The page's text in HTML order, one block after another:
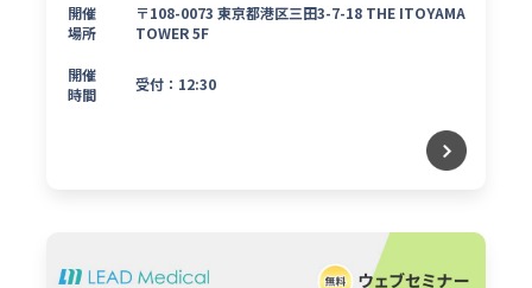
開催
場所
〒108-0073 東京都港区三田3-7-18 THE ITOYAMA
TOWER 5F
開催
時間
受付：12:30